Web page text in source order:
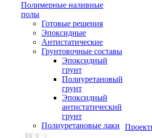
Полимерные наливные
полы
Готовые решения
Эпоксидные
Антистатические
Грунтовочные составы
Эпоксидный
грунт
Полиуретановый
грунт
Эпоксидный
антистатический
грунт
Полиуретановые лаки